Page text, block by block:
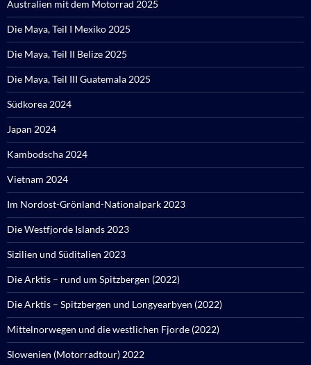
Australien mit dem Motorrad 2025
Die Maya, Teil I Mexiko 2025
Die Maya, Teil II Belize 2025
Die Maya, Teil III Guatemala 2025
Südkorea 2024
Japan 2024
Kambodscha 2024
Vietnam 2024
Im Nordost-Grönland-Nationalpark 2023
Die Westfjorde Islands 2023
Sizilien und Süditalien 2023
Die Arktis – rund um Spitzbergen (2022)
Die Arktis – Spitzbergen und Longyearbyen (2022)
Mittelnorwegen und die westlichen Fjorde (2022)
Slowenien (Motorradtour) 2022